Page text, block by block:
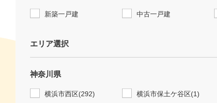
新築一戸建 中古一戸建
エリア選択
神奈川県
横浜市西区(292) 横浜市保土ケ谷区(1)